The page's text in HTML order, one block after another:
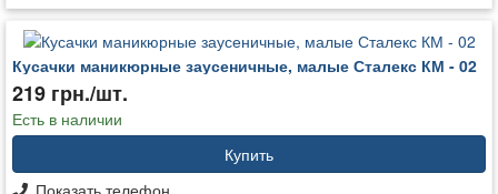
Кусачки маникюрные заусеничные, малые Сталекс КМ - 02
219 грн./шт.
Есть в наличии
Купить
Показать телефон